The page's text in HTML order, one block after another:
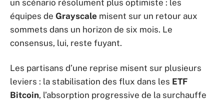
un scénario résolument plus optimiste : les
équipes de Grayscale misent sur un retour aux
sommets dans un horizon de six mois. Le
consensus, lui, reste fuyant.
Les partisans d’une reprise misent sur plusieurs
leviers : la stabilisation des flux dans les ETF
Bitcoin, l’absorption progressive de la surchauffe